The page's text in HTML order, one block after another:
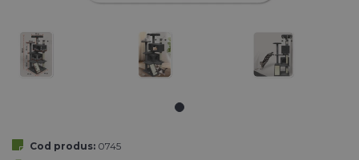
Cod produs: 0745